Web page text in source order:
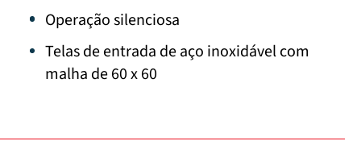
Operação silenciosa
Telas de entrada de aço inoxidável com
malha de 60 x 60